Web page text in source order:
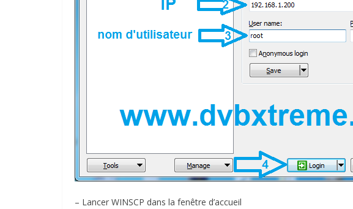
– Lancer WINSCP dans la fenêtre d’accueil